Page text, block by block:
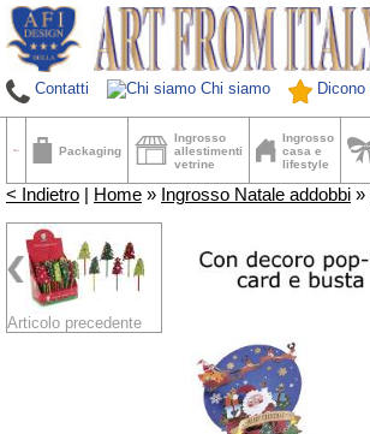
Contatti Chi siamo Dicono
Packaging
Ingrosso
allestimenti
vetrine
Ingrosso
casa e
lifestyle
< Indietro Home » Ingrosso Natale addobbi »
Articolo precedente